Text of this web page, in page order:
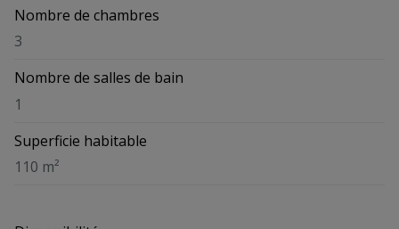
Nombre de chambres
3
Nombre de salles de bain
1
Superficie habitable
110 m²